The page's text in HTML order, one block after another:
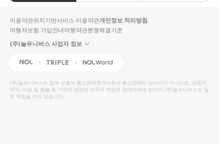
이용약관위치기반서비스 이용약관개인정보 처리방침
여행자보험 가입안내여행약관분쟁해결기준
(주)놀유니버스 사업자 정보
NOL Triple Interpark Global
(주)놀유니버스는 일부 상품의 통신판매중개자로서 통신판매의 당사자가 아니므로, 상품의
예약, 이용 및 환불 등 거래와 관련된 의무와 책임은 판매자에게 있으며 (주)놀유니버스는 일
체 책임을 지지 않습니다.